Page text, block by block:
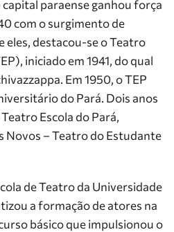
paraense ganhou força
com o surgimento de
destacou-se o Teatro
iniciado em 1941, do qual
Em 1950, o TEP
do Pará. Dois anos
Escola do Pará,
Novos – Teatro do Estudante
de Teatro da Universidade
a formação de atores na
básico que impulsionou o